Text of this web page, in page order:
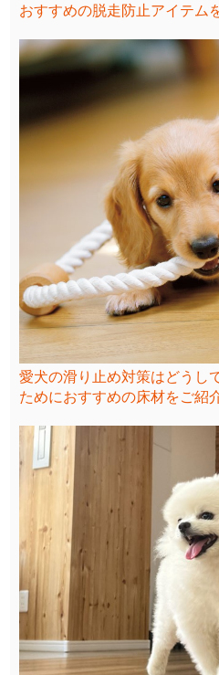
おすすめの脱走防止アイテム
愛犬の滑り止め対策はどうし
ためにおすすめの床材をご紹